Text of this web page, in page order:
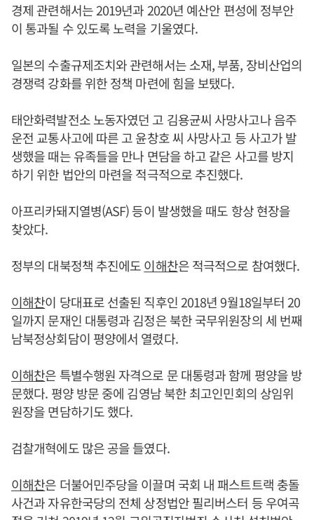
경제 관련해서는 2019년과 2020년 예산안 편성에 정부안
이 통과될 수 있도록 노력을 기울였다.
일본의 수출규제조치와 관련해서는 소재, 부품, 장비산업의
경쟁력 강화를 위한 정책 마련에 힘을 보탰다.
태안화력발전소 노동자였던 고 김용균씨 사망사고나 음주
운전 교통사고에 따른 고 윤창호 씨 사망사고 등 사고가 발
생했을 때는 유족들을 만나 면담을 하고 같은 사고를 방지
하기 위한 법안의 마련을 적극적으로 추진했다.
아프리카돼지열병(ASF) 등이 발생했을 때도 항상 현장을
찾았다.
정부의 대북정책 추진에도이해찬은 적극적으로 참여했다.
이해찬이 당대표로 선출된 직후인 2018년 9월18일부터 20
일까지 문재인 대통령과 김정은 북한 국무위원장의 세 번째
남북정상회담이 평양에서 열렸다.
이해찬은 특별수행원 자격으로 문 대통령과 함께 평양을 방
문했다. 평양 방문 중에 김영남 북한 최고인민회의 상임위
원장을 면담하기도 했다.
검찰개혁에도 많은 공을 들였다.
이해찬은 더불어민주당을 이끌며 국회 내 패스트트랙 충돌
사건과 자유한국당의 전체 상정법안 필리버스터 등 우여곡